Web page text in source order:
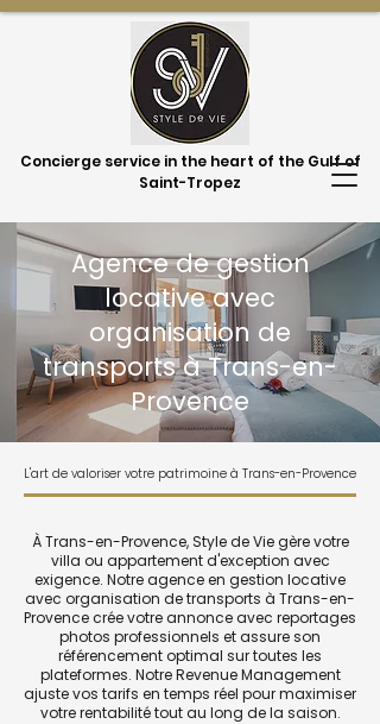
Concierge service in the heart of the Gulf of
Saint-Tropez
Agence de gestion
locative avec
organisation de
transports à Trans-en-
Provence
L'art de valoriser votre patrimoine à Trans-en-Provence
À Trans-en-Provence, Style de Vie gère votre
villa ou appartement d'exception avec
exigence. Notre agence en gestion locative
avec organisation de transports à Trans-en-
Provence crée votre annonce avec reportages
photos professionnels et assure son
référencement optimal sur toutes les
plateformes. Notre Revenue Management
ajuste vos tarifs en temps réel pour maximiser
votre rentabilité tout au long de la saison.